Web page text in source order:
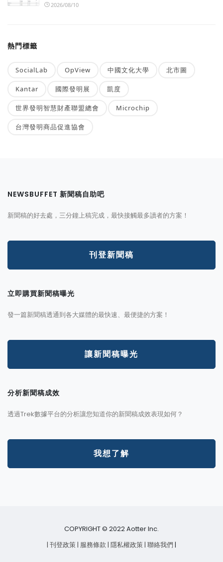
2026/08/10
熱門標籤
SocialLab OpView 中國文化大學 北市圖
Kantar 國際發明展 凱度
世界發明智慧財產聯盟總會 Microchip
台灣發明商品促進協會
NEWSBUFFET 新聞稿自助吧
新聞稿的好去處，三分鐘上稿完成，最快接觸最多讀者的方案！
刊登新聞稿
立即購買新聞稿曝光
發一篇新聞稿透通到各大媒體的最快速、最便捷的方案！
讓新聞稿曝光
分析新聞稿成效
透過Trek數據平台的分析讓您知道你的新聞稿成效表現如何？
我想了解
COPYRIGHT © 2022 Aotter Inc.
| 刊登政策| 服務條款 | 隱私權政策| 聯絡我們 |